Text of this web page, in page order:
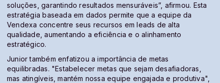
soluções, garantindo resultados mensuráveis”, afirmou. Esta
estratégia baseada em dados permite que a equipe da
Vendexa concentre seus recursos em leads de alta
qualidade, aumentando a eficiência e o alinhamento
estratégico.
Junior também enfatizou a importância de metas
equilibradas. "Estabelecer metas que sejam desafiadoras,
mas atingíveis, mantém nossa equipe engajada e produtiva",